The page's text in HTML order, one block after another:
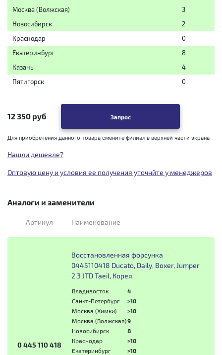
Москва (Волжская)
3
Новосибирск
2
Краснодар
0
Екатеринбург
8
Казань
4
Пятигорск
0
12 350 руб Запрос
Для приобретения данного товара смените филиал в верхней части экрана
Нашли дешевле?
Оптовую цену и условия ее получения уточнйте у менеджеров
Аналоги и заменители
Артикул Наименование
0 445 110 418
Восстановленная форсунка
0445110418 Ducato, Daily, Boxer, Jumper
2.3 JTD Taeil, Корея
Владивосток
4
Санкт-Петербург
>10
Москва (Химки)
>10
Москва (Волжская)9
Новосибирск
8
Краснодар
>10
Екатеринбург
>10